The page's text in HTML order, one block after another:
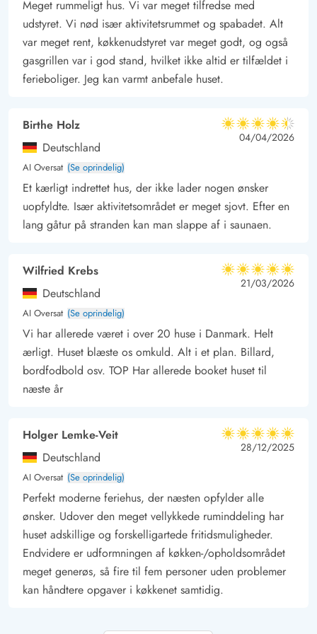
er masser af plads til at nyde udelivet. Her finder alle 10
feriegæster uden problemer en solrig plet, og hvis I har
hundene med på ferie, kan I også roligt lade dem snuse rundt
på den lukkede terrasse, mens I lukker øjnene for en stund i
Trænger I til endnu mere afveksling, end aktivitetshuset allerede
tilbyder, er der flere udflugtsmål inden for kort afstand af
ferieadressen. Den altid skønne strand og det fantastiske
Vesterhav ligger kun 400 meter væk, og Søndervigs populære
ferieby kan nås på 10 minutters gang.
Meget rummeligt hus. Vi var meget tilfredse med
udstyret. Vi nød især aktivitetsrummet og spabadet. Alt
var meget rent, køkkenudstyret var meget godt, og også
gasgrillen var i god stand, hvilket ikke altid er tilfældet i
ferieboliger. Jeg kan varmt anbefale huset.
Birthe Holz
Deutschland
AI Oversat (Se oprindelig)
4.5 ud af 5
4.5 ud af 5
4.5 out of 5
04/04/2026
Et kærligt indrettet hus, der ikke lader nogen ønsker
uopfyldte. Især aktivitetsområdet er meget sjovt. Efter en
lang gåtur på stranden kan man slappe af i saunaen.
Wilfried Krebs
Deutschland
AI Oversat (Se oprindelig)
5 ud af 5
5 ud af 5
5 out of 5
21/03/2026
Vi har allerede været i over 20 huse i Danmark. Helt
ærligt. Huset blæste os omkuld. Alt i et plan. Billard,
bordfodbold osv. TOP Har allerede booket huset til
næste år
Holger Lemke-Veit
Deutschland
AI Oversat (Se oprindelig)
5 ud af 5
5 ud af 5
5 out of 5
28/12/2025
Perfekt moderne feriehus, der næsten opfylder alle
ønsker. Udover den meget vellykkede ruminddeling har
huset adskillige og forskelligartede fritidsmuligheder.
Endvidere er udformningen af køkken-/opholdsområdet
meget generøs, så fire til fem personer uden problemer
kan håndtere opgaver i køkkenet samtidig.